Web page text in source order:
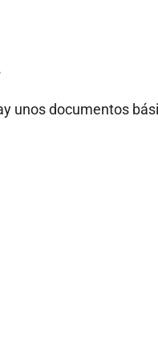
unos documentos